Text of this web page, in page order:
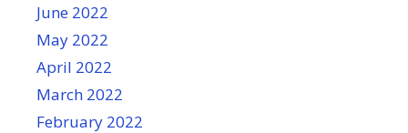
June 2022
May 2022
April 2022
March 2022
February 2022